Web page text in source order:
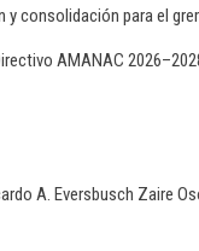
y consolidación para el
AMANAC
A. Eversbusch Zaire